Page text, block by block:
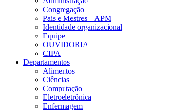
Congregação
Pais e Mestres – APM
Identidade organizacional
Equipe
OUVIDORIA
CIPA
Departamentos
Alimentos
Ciências
Computação
Eletroeletrônica
Enfermagem